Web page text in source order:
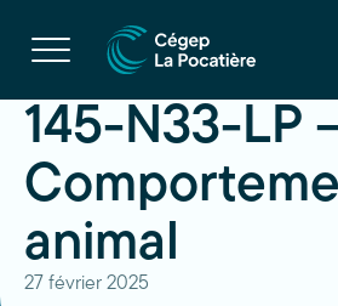
Ouvrir
la
navigation
site
145-N33-LP
animal
27 février 2025